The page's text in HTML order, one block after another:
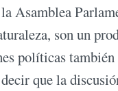
Asamblea
son un
políticas también
que la